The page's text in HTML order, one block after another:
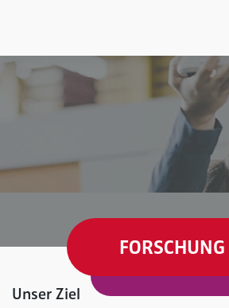
FORSCHUNG
Unser Ziel